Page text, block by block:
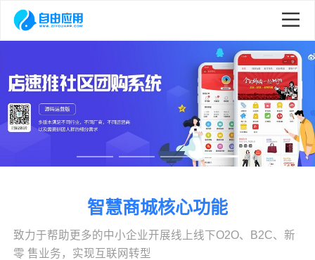
智慧商城核心功能
致力于帮助更多的中小企业开展线上线下O2O、B2C、新
零 售业务，实现互联网转型